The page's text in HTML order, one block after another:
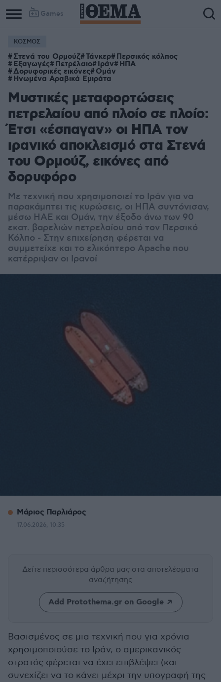
Games
ΚΟΣΜΟΣ
Στενά του Ορμούζ Τάνκερ Περσικός κόλπος
Εξαγωγές Πετρέλαιο Ιράν ΗΠΑ
Δορυφορικές εικόνες Ομάν
Ηνωμένα Αραβικά Εμιράτα
Μυστικές μεταφορτώσεις
πετρελαίου από πλοίο σε πλοίο:
Έτσι «έσπαγαν» οι ΗΠΑ τον
ιρανικό αποκλεισμό στα Στενά
του Ορμούζ, εικόνες από
δορυφόρο
Με τεχνική που χρησιμοποιεί το Ιράν για να
παρακάμπτει τις κυρώσεις, οι ΗΠΑ συντόνισαν,
μέσω ΗΑΕ και Ομάν, την έξοδο άνω των 90
εκατ. βαρελιών πετρελαίου από τον Περσικό
Κόλπο - Στην επιχείρηση φέρεται να
συμμετείχε και το ελικόπτερο Apache που
κατέρριψαν οι Ιρανοί
Μάριος Παρλιάρος
17.06.2026, 10:35
Δείτε περισσότερα άρθρα μας στα αποτελέσματα
αναζήτησης
Add Protothema.gr on Google
Βασισμένος σε μια τεχνική που για χρόνια
χρησιμοποιούσε το Ιράν, ο αμερικανικός
στρατός φέρεται να έχει επιβλέψει (και
συνεχίζει να το κάνει μέχρι την υπογραφή της